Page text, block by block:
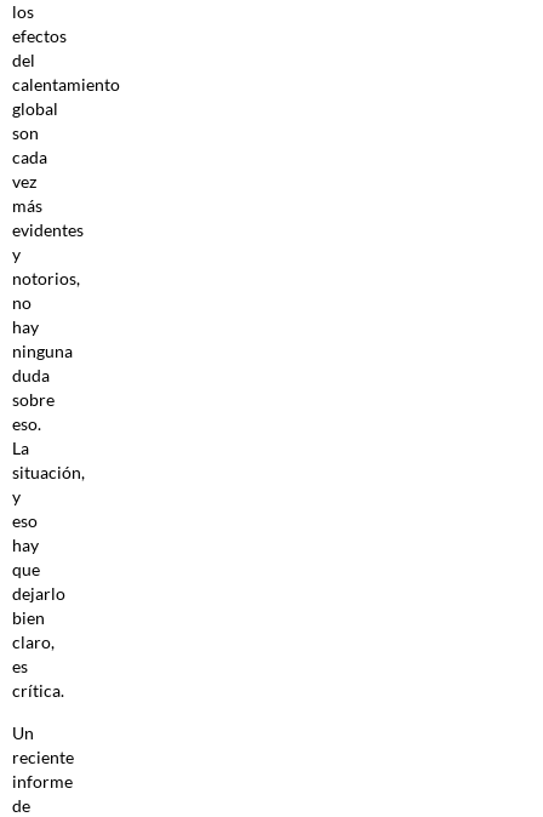
los
efectos
del
calentamiento
global
son
cada
vez
más
evidentes
y
notorios,
no
hay
ninguna
duda
sobre
eso.
La
situación,
y
eso
hay
que
dejarlo
bien
claro,
es
crítica.
Un
reciente
informe
de